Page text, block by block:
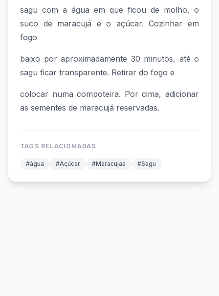
sagu com a água em que ficou de molho, o
suco de maracujá e o açúcar. Cozinhar em
fogo
baixo por aproximadamente 30 minutos, até o
sagu ficar transparente. Retirar do fogo e
colocar numa compoteira. Por cima, adicionar
as sementes de maracujá reservadas.
TAGS RELACIONADAS
#água #Açúcar #Maracujas #Sagu